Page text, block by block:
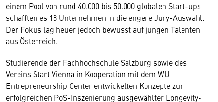
einem Pool von rund 40.000 bis 50.000 globalen Start-ups
schafften es 18 Unternehmen in die engere Jury-Auswahl.
Der Fokus lag heuer jedoch bewusst auf jungen Talenten
aus Österreich.
Studierende der Fachhochschule Salzburg sowie des
Vereins Start Vienna in Kooperation mit dem WU
Entrepreneurship Center entwickelten Konzepte zur
erfolgreichen PoS-Inszenierung ausgewählter Longevity-